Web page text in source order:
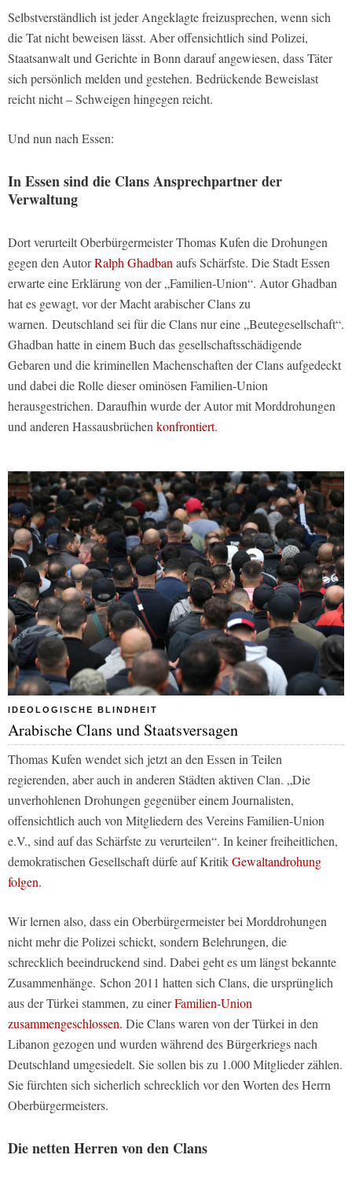
Selbstverständlich ist jeder Angeklagte freizusprechen, wenn sich
die Tat nicht beweisen lässt. Aber offensichtlich sind Polizei,
Staatsanwalt und Gerichte in Bonn darauf angewiesen, dass Täter
sich persönlich melden und gestehen. Bedrückende Beweislast
reicht nicht – Schweigen hingegen reicht.
Und nun nach Essen:
In Essen sind die Clans Ansprechpartner der
Verwaltung
Dort verurteilt Oberbürgermeister Thomas Kufen die Drohungen
gegen den AutorRalph Ghadban aufs Schärfste. Die Stadt Essen
erwarte eine Erklärung von der „Familien-Union“. Autor Ghadban
hat es gewagt, vor der Macht arabischer Clans zu
warnen. Deutschland sei für die Clans nur eine „Beutegesellschaft“.
Ghadban hatte in einem Buch das gesellschaftsschädigende
Gebaren und die kriminellen Machenschaften der Clans aufgedeckt
und dabei die Rolle dieser ominösen Familien-Union
herausgestrichen. Daraufhin wurde der Autor mit Morddrohungen
und anderen Hassausbrüchen konfrontiert.
IDEOLOGISCHE BLINDHEIT
Arabische Clans und Staatsversagen
Thomas Kufen wendet sich jetzt an den Essen in Teilen
regierenden, aber auch in anderen Städten aktiven Clan. „Die
unverhohlenen Drohungen gegenüber einem Journalisten,
offensichtlich auch von Mitgliedern des Vereins Familien-Union
e.V., sind auf das Schärfste zu verurteilen“. In keiner freiheitlichen,
demokratischen Gesellschaft dürfe auf KritikGewaltandrohung
folgen.
Wir lernen also, dass ein Oberbürgermeister bei Morddrohungen
nicht mehr die Polizei schickt, sondern Belehrungen, die
schrecklich beeindruckend sind. Dabei geht es um längst bekannte
Zusammenhänge. Schon 2011 hatten sich Clans, die ursprünglich
aus der Türkei stammen, zu einerFamilien-Union
zusammengeschlossen. Die Clans waren von der Türkei in den
Libanon gezogen und wurden während des Bürgerkriegs nach
Deutschland umgesiedelt. Sie sollen bis zu 1.000 Mitglieder zählen.
Sie fürchten sich sicherlich schrecklich vor den Worten des Herrn
Oberbürgermeisters.
Die netten Herren von den Clans